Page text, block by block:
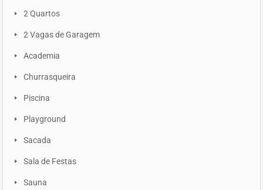
2 Quartos
2 Vagas de Garagem
Academia
Churrasqueira
Piscina
Playground
Sacada
Sala de Festas
Sauna